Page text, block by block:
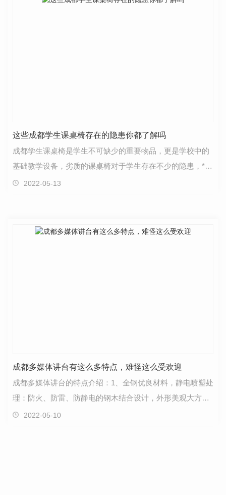
这些成都学生课桌椅存在的隐患你都了解吗
​成都学生课桌椅是学生不可缺少的重要物品，更是学校中的
基础教学设备，劣质的课桌椅对于学生存在不少的隐患，**
小编就来说说课桌椅对于学生的隐患。
2022-05-13
成都多媒体讲台有这么多特点，难怪这么受欢迎
成都多媒体讲台的特点介绍：​1、全钢优良材料，静电喷塑处
理：防火、防雷、防静电的钢木结合设计，外形美观大方，
选用优良冷轧钢板，表面经酸洗处理，磷化防腐防…
2022-05-10